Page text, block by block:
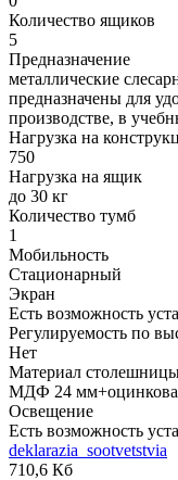
Количество ящиков
5
Предназначение
металлические
предназначены для
производстве, в
Нагрузка на
750
Нагрузка на ящик
до 30 кг
Количество тумб
1
Мобильность
Стационарный
Экран
Есть возможность
Регулируемость по
Нет
Материал
МДФ 24
Освещение
Есть возможность
deklarazia_sootvetstvia
710,6 Кб